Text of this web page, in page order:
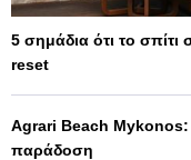
5 σημάδια ότι το σπίτι
reset
Agrari Beach Mykonos:
παράδοση